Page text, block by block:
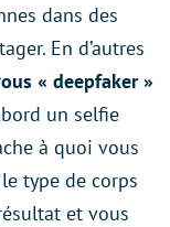
dans des
En d’autres
« deepfaker »
un selfie
à quoi vous
type de corps
et vous